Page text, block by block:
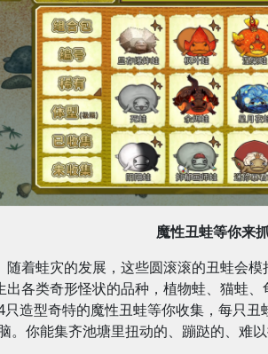
魔性丑蛙等你来
随着蛙灾的发展，这些圆滚滚的丑蛙会
出各类奇形怪状的品种，植物蛙、猫蛙、
只造型奇特的魔性丑蛙等你收集，每只丑
。你能集齐池塘里扭动的、蹦跶的、难